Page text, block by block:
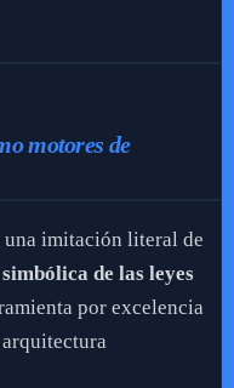
motores de
una imitación literal de
de las leyes
por excelencia